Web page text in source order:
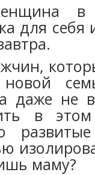
для себя
даже не
в
маму?